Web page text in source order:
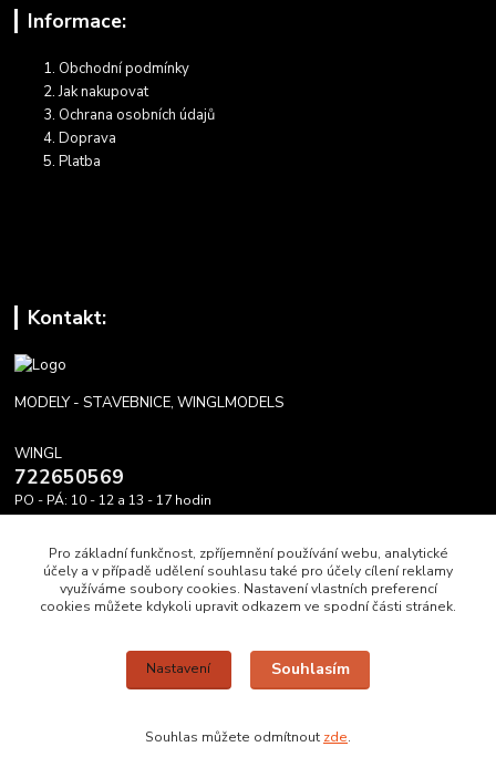
Informace:
Obchodní podmínky
Jak nakupovat
Ochrana osobních údajů
Doprava
Platba
Kontakt:
MODELY - STAVEBNICE, WINGLMODELS
WINGL
722650569
PO - PÁ: 10 - 12 a 13 - 17 hodin
Upravit sběr cookies.
WINGL DĚKUJE A PŘEJE HEZKÝ DEN A MODRÉ NEBE.
Pro základní funkčnost, zpříjemnění používání webu, analytické
účely a v případě udělení souhlasu také pro účely cílení reklamy
využíváme soubory cookies. Nastavení vlastních preferencí
cookies můžete kdykoli upravit odkazem ve spodní části stránek.
Nastavení Souhlasím
Souhlas můžete odmítnout zde.